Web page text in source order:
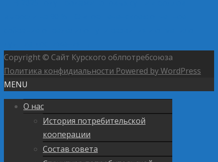
Copyright © Сайт Курского облпотребсоюза
Политика конфидиальности Powered by WordPress
MENU
О нас
История потребительской
кооперации
Состав совета